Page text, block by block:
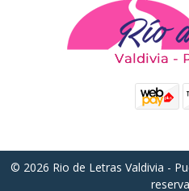
© 2026 Rio de Letras Valdivia -